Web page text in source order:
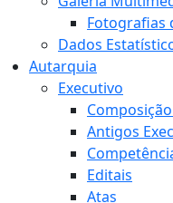
Fotografias
Dados
Autarquia
Executivo
Antigos
Editais
Atas